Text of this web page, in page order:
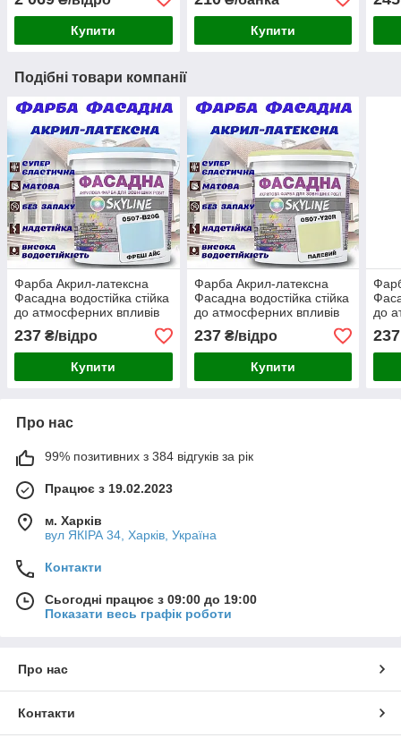
л
Купити Купити
л
Подібні товари компанії
Фарба Акрил-латексна
Фасадна водостійка стійка
до атмосферних впливів
емаль Фреш Айс Skyline 1
л
237 ₴/відро
Купити
Фарба Акрил-латексна
Фасадна водостійка стійка
до атмосферних впливів
емаль Палевий Skyline 1 л
237₴/відро
Купити
до
237
Про нас
99% позитивних з 384 відгуків за рік
Працює з 19.02.2023
м. Харків
вул ЯКІРА 34, Харків, Україна
Контакти
Сьогодні працює з 09:00 до 19:00
Показати весь графік роботи
Про нас
Контакти